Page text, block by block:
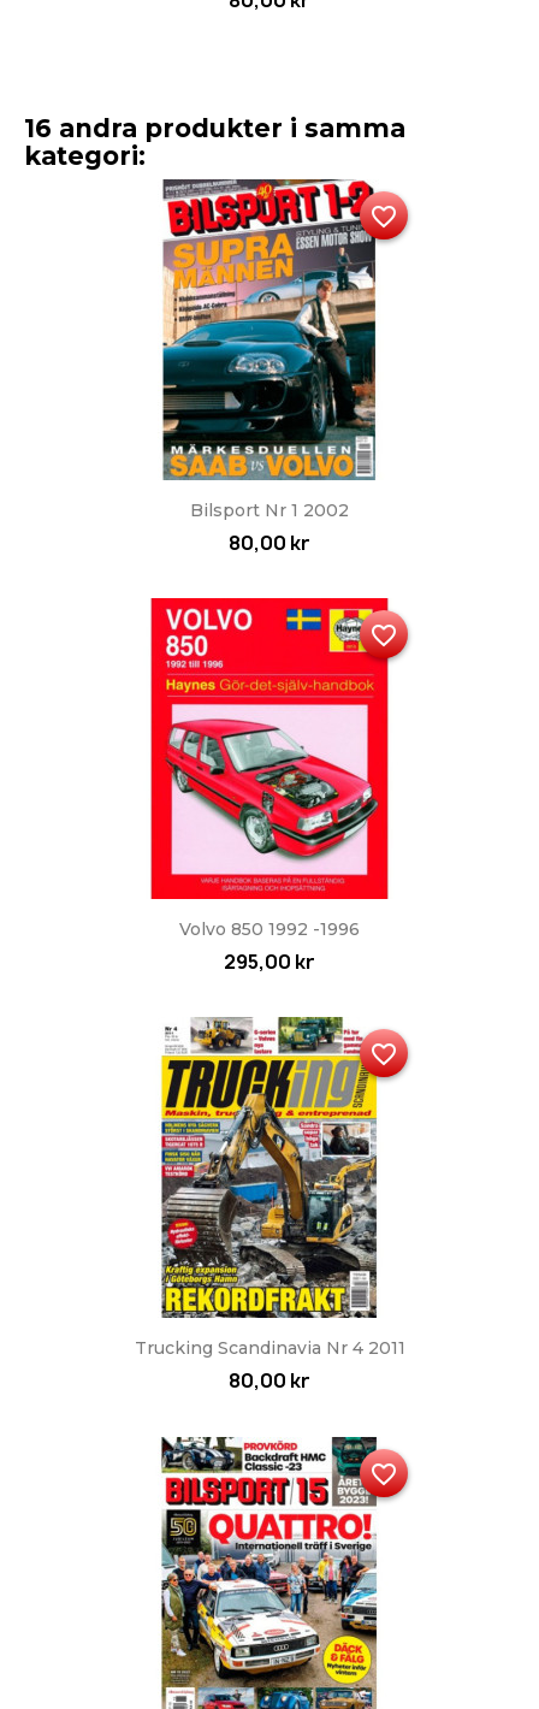
16 andra produkter i samma
kategori:
Bilsport Nr 1 2002
80,00 kr
favorite_border
Volvo 850 1992 -1996
295,00 kr
favorite_border
Trucking Scandinavia Nr 4 2011
80,00 kr
favorite_border
favorite_border